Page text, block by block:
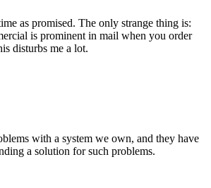
as promised. The only strange thing is:
is prominent in mail when you order
disturbs me a lot.
with a system we own, and they have
a solution for such problems.